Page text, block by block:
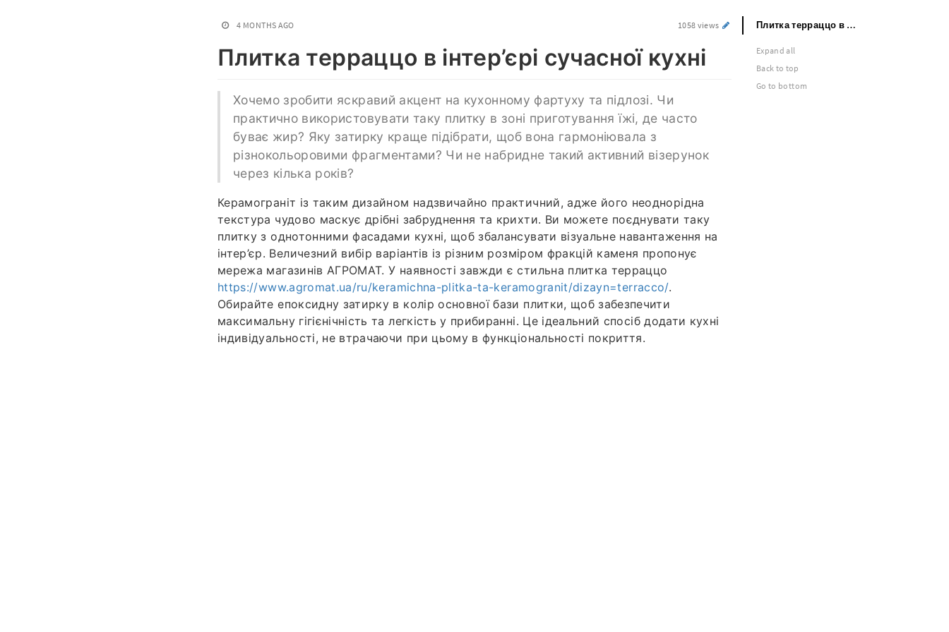
4 MONTHS AGO 1058 views
Плитка терраццо в інтер’єрі сучасної кухні
Хочемо зробити яскравий акцент на кухонному фартуху та підлозі. Чи
практично використовувати таку плитку в зоні приготування їжі, де часто
буває жир? Яку затирку краще підібрати, щоб вона гармоніювала з
різнокольоровими фрагментами? Чи не набридне такий активний візерунок
через кілька років?
Керамограніт із таким дизайном надзвичайно практичний, адже його неоднорідна
текстура чудово маскує дрібні забруднення та крихти. Ви можете поєднувати таку
плитку з однотонними фасадами кухні, щоб збалансувати візуальне навантаження на
інтер’єр. Величезний вибір варіантів із різним розміром фракцій каменя пропонує
мережа магазинів АГРОМАТ. У наявності завжди є стильна плитка терраццо
https://www.agromat.ua/ru/keramichna-plitka-ta-keramogranit/dizayn=terracco/.
Обирайте епоксидну затирку в колір основної бази плитки, щоб забезпечити
максимальну гігієнічність та легкість у прибиранні. Це ідеальний спосіб додати кухні
індивідуальності, не втрачаючи при цьому в функціональності покриття.
Плитка терраццо в інтер’єрі сучасної кухні
Expand all
Back to top
Go to bottom